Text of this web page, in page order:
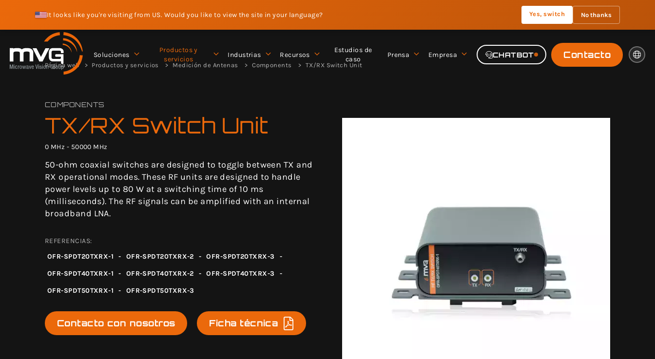
It looks like you're visiting from US. Would you like to view the site in your language? Yes, switch No thanks
Soluciones
Productos y
servicios
Industrias Recursos
Estudios de
caso
Prensa Empresa CHATBOT Contacto
Página web Productos y servicios Medición de Antenas Components TX/RX Switch Unit
COMPONENTS
TX/RX Switch Unit
0 MHz - 50000 MHz
50-ohm coaxial switches are designed to toggle between TX and
RX operational modes. These RF units are designed to handle
power levels up to 80 W at a switching time of 10 ms
(milliseconds). The RF signals can be amplified with an internal
broadband LNA.
REFERENCIAS:
OFR-SPDT20TXRX-1
- OFR-SPDT20TXRX-2 - OFR-SPDT20TXRX-3 -
OFR-SPDT40TXRX-1 - OFR-SPDT40TXRX-2 - OFR-SPDT40TXRX-3 -
OFR-SPDT50TXRX-1 - OFR-SPDT50TXRX-3
Contacto con nosotros Ficha técnica